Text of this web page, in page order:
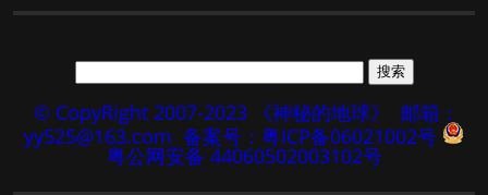
© CopyRight 2007-2023 《神秘的地球》
邮箱：
yy525@163.com 备案号：粤ICP备06021002号
粤公网安备 44060502003102号